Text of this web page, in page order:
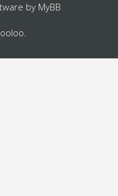
by MyBB
.